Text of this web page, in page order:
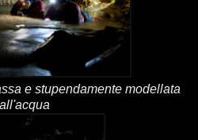
e stupendamente modellata